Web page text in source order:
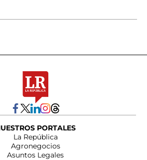
PORTALES
La República
Agronegocios
Asuntos Legales